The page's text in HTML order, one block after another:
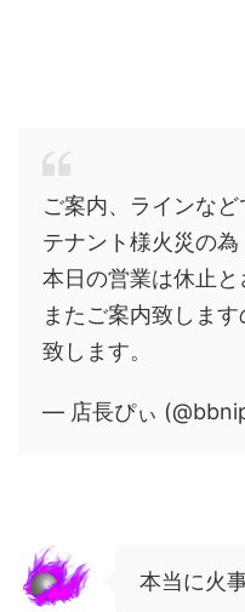
ご案内、ラインな
テナント様火災の為
本日の営業は休止と
またご案内致しま
致します。
— 店長ぴぃ
本当に火